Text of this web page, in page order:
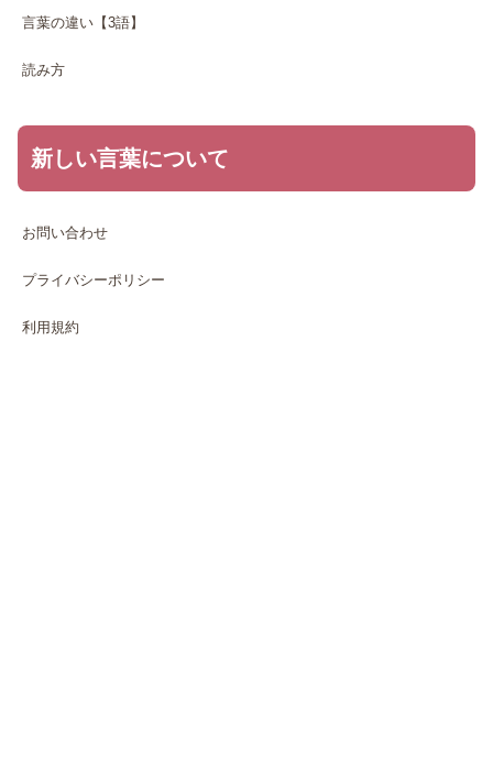
言葉の違い【3語】
読み方
新しい言葉について
お問い合わせ
プライバシーポリシー
利用規約